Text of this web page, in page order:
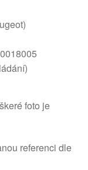
foto je
referenci dle